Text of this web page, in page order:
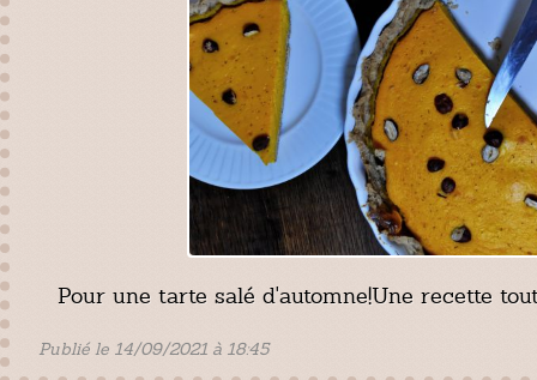
Pour une tarte salé d'automne!Une recette
Publié le 14/09/2021 à 18:45